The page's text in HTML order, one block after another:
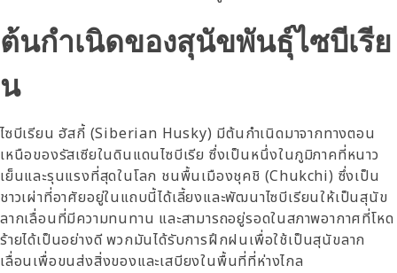
ต้นกำเนิดของสุนัขพันธุ์ไซบีเรีย
น
ไซบีเรียน ฮัสกี้ (Siberian Husky) มีต้นกำเนิดมาจากทางตอน
เหนือของรัสเซียในดินแดนไซบีเรีย ซึ่งเป็นหนึ่งในภูมิภาคที่หนาว
เย็นและรุนแรงที่สุดในโลก ชนพื้นเมืองชุคชิ (Chukchi) ซึ่งเป็น
ชาวเผ่าที่อาศัยอยู่ในแถบนี้ได้เลี้ยงและพัฒนาไซบีเรียนให้เป็นสุนัข
ลากเลื่อนที่มีความทนทาน และสามารถอยู่รอดในสภาพอากาศที่โหด
ร้ายได้เป็นอย่างดี พวกมันได้รับการฝึกฝนเพื่อใช้เป็นสุนัขลาก
เลื่อนเพื่อขนส่งสิ่งของและเสบียงในพื้นที่ที่ห่างไกล